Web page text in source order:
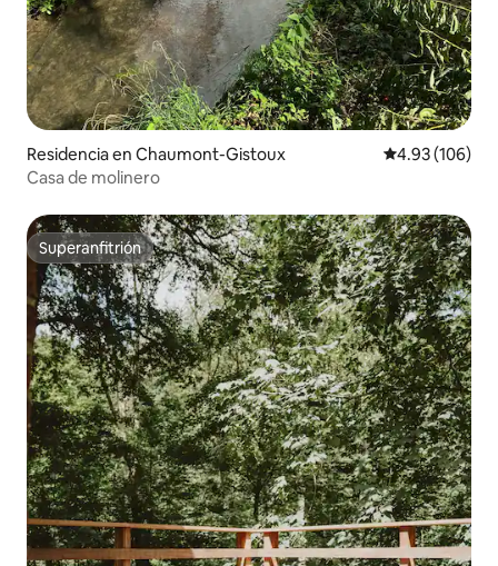
Residencia en Chaumont-Gistoux Calificación
4.93 (106)
Casa de molinero
Superanfitrión
Superanfitrión